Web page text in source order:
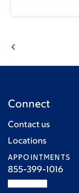
Connect
Contact us
Locations
APPOINTMENTS
855-399-1016